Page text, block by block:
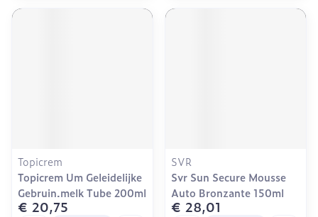
Topicrem
Topicrem Um Geleidelijke
Gebruin.melk Tube 200ml
€ 20,75
SVR
Svr Sun Secure Mousse
Auto Bronzante 150ml
€ 28,01